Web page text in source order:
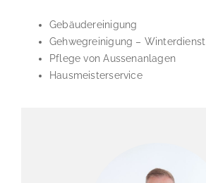
Gebäudereinigung
Gehwegreinigung – Winterdienst
Pflege von Aussenanlagen
Hausmeisterservice